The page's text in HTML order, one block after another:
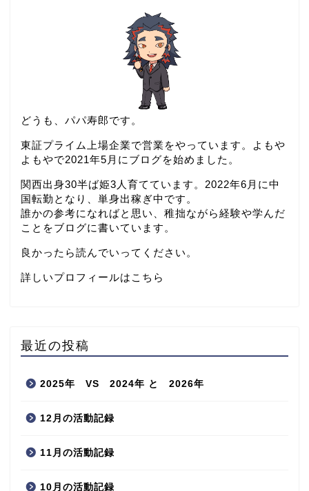
どうも、パパ寿郎です。
東証プライム上場企業で営業をやっています。よもや
よもやで2021年5月にブログを始めました。
関西出身30半ば姫3人育てています。2022年6月に中
国転勤となり、単身出稼ぎ中です。
誰かの参考になればと思い、稚拙ながら経験や学んだ
ことをブログに書いています。
良かったら読んでいってください。
詳しいプロフィールはこちら
最近の投稿
2025年 VS 2024年 と 2026年
12月の活動記録
11月の活動記録
10月の活動記録